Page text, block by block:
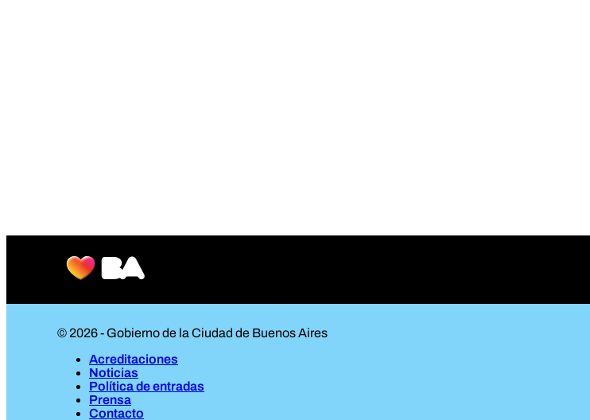
© 2026 - Gobierno de la Ciudad de Buenos Aires
Acreditaciones
Noticias
Política de entradas
Prensa
Contacto